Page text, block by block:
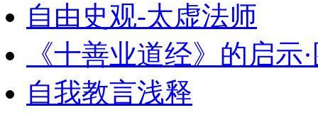
自由史观-太虚法师
《十善业道经》的启示
自我教言浅释